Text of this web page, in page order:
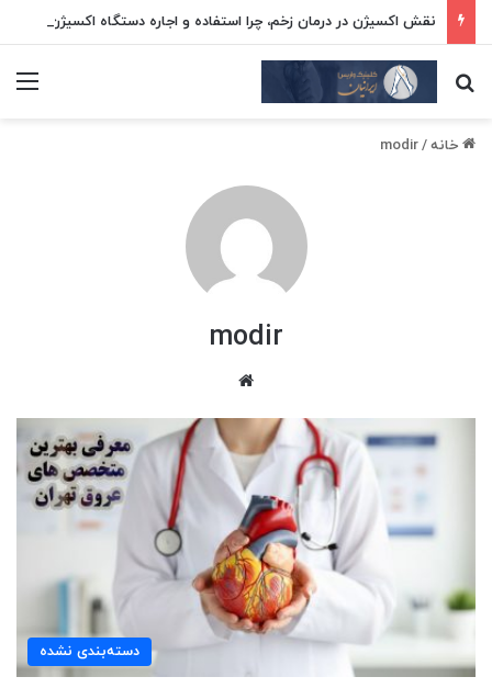
نقش اکسیژن در درمان زخم، چرا استفاده و اجاره دستگاه اکسیژن‌ ساز حیاتی است؟
جستجو برای
خانه/
modir
modir
دسته‌بندی نشده